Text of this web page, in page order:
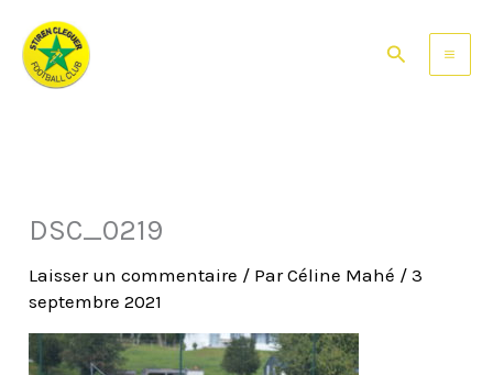
contenu
Rechercher
DSC_0219
Laisser un commentaire / ParCéline Mahé /3
septembre 2021